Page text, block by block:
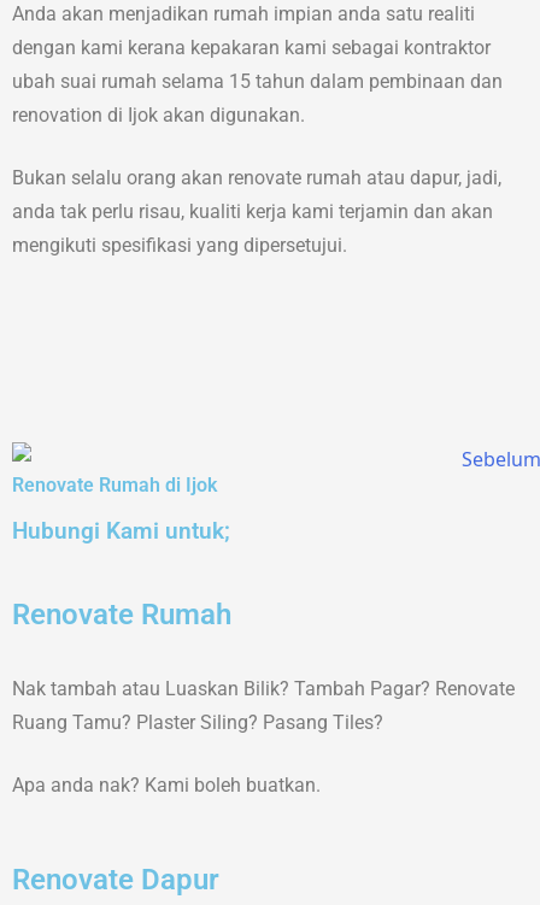
Anda akan menjadikan rumah impian anda satu realiti
dengan kami kerana kepakaran kami sebagai kontraktor
ubah suai rumah selama 15 tahun dalam pembinaan dan
renovation di Ijok akan digunakan.
Bukan selalu orang akan renovate rumah atau dapur, jadi,
anda tak perlu risau, kualiti kerja kami terjamin dan akan
mengikuti spesifikasi yang dipersetujui.
Renovate Rumah di Ijok
Hubungi Kami untuk;
Renovate Rumah
Nak tambah atau Luaskan Bilik? Tambah Pagar? Renovate
Ruang Tamu? Plaster Siling? Pasang Tiles?
Apa anda nak? Kami boleh buatkan.
Renovate Dapur